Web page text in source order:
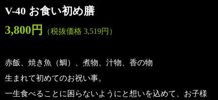
V-40 お食い初め膳
3,800円 （税抜価格 3,519円）
赤飯、焼き魚（鯛）、煮物、汁物、香の物
生まれて初めてのお祝い事。
一生食べることに困らないようにと想いを込めて、お子様